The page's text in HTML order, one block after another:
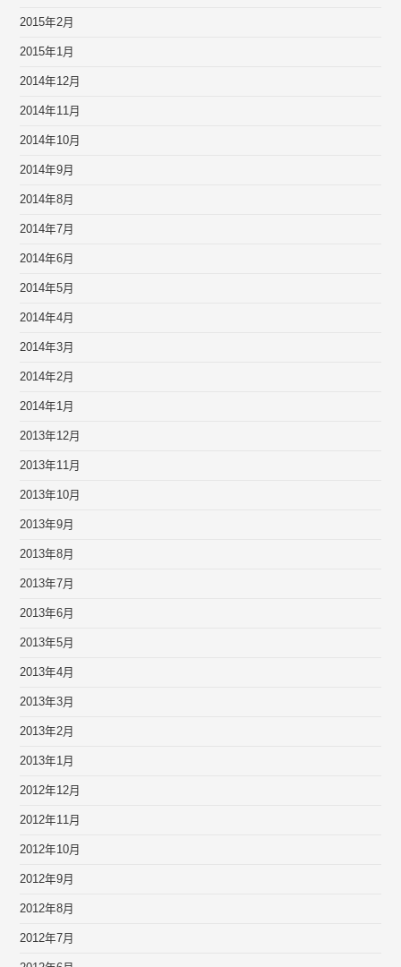
2015年2月
2015年1月
2014年12月
2014年11月
2014年10月
2014年9月
2014年8月
2014年7月
2014年6月
2014年5月
2014年4月
2014年3月
2014年2月
2014年1月
2013年12月
2013年11月
2013年10月
2013年9月
2013年8月
2013年7月
2013年6月
2013年5月
2013年4月
2013年3月
2013年2月
2013年1月
2012年12月
2012年11月
2012年10月
2012年9月
2012年8月
2012年7月